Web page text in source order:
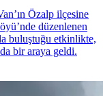
Özalp ilçesine
düzenlenen
buluştuğu etkinlikte,
bir araya geldi.